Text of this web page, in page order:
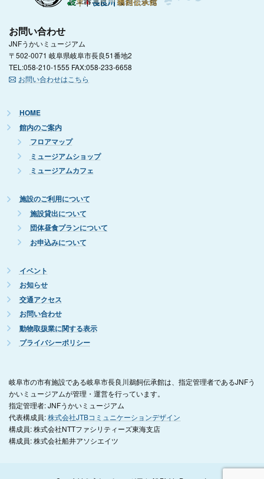
お問い合わせ
JNFうかいミュージアム
〒502-0071 岐阜県岐阜市長良51番地2
TEL:058-210-1555 FAX:058-233-6658
お問い合わせはこちら
HOME
館内のご案内
フロアマップ
ミュージアムショップ
ミュージアムカフェ
施設のご利用について
施設貸出について
団体昼食プランについて
お申込みについて
イベント
お知らせ
交通アクセス
お問い合わせ
動物取扱業に関する表示
プライバシーポリシー
岐阜市の市有施設である岐阜市長良川鵜飼伝承館は、指定管理者であるJNFう
かいミュージアムが管理・運営を行っています。
指定管理者: JNFうかいミュージアム
代表構成員:株式会社JTBコミュニケーションデザイン
構成員: 株式会社NTTファシリティーズ東海支店
構成員: 株式会社船井アソシエイツ